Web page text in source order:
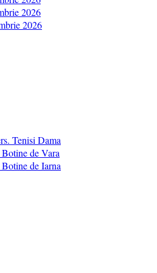
2026
2026
Tenisi Dama
de Vara
de Iarna